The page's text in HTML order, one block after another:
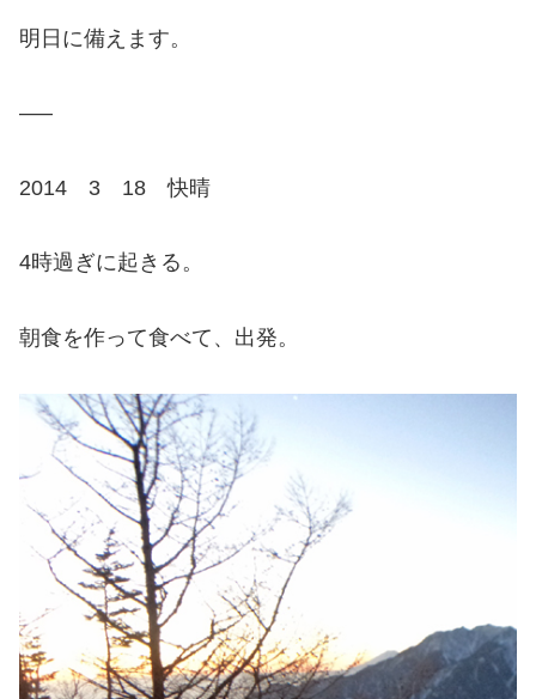
明日に備えます。
—–
2014 3 18 快晴
4時過ぎに起きる。
朝食を作って食べて、出発。